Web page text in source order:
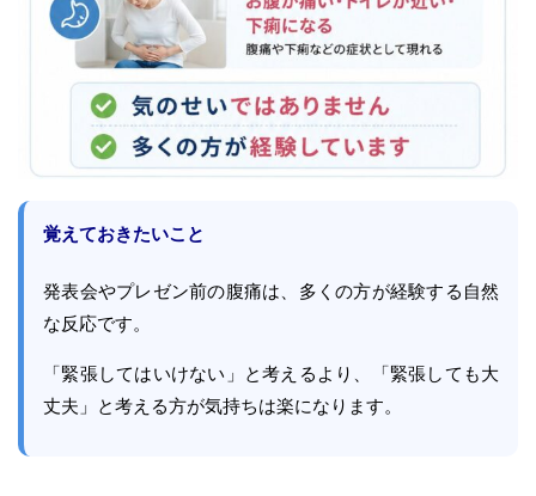
覚えておきたいこと
発表会やプレゼン前の腹痛は、多くの方が経験する自然
な反応です。
「緊張してはいけない」と考えるより、「緊張しても大
丈夫」と考える方が気持ちは楽になります。